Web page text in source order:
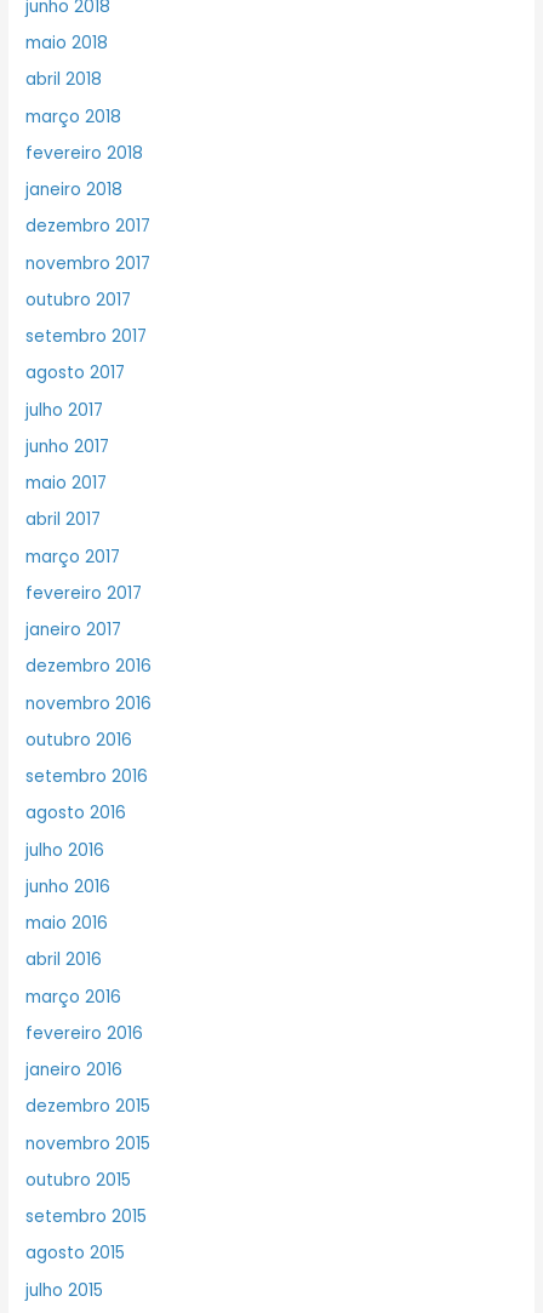
junho 2018
maio 2018
abril 2018
março 2018
fevereiro 2018
janeiro 2018
dezembro 2017
novembro 2017
outubro 2017
setembro 2017
agosto 2017
julho 2017
junho 2017
maio 2017
abril 2017
março 2017
fevereiro 2017
janeiro 2017
dezembro 2016
novembro 2016
outubro 2016
setembro 2016
agosto 2016
julho 2016
junho 2016
maio 2016
abril 2016
março 2016
fevereiro 2016
janeiro 2016
dezembro 2015
novembro 2015
outubro 2015
setembro 2015
agosto 2015
julho 2015